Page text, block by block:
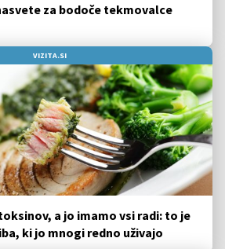
za bodoče tekmovalce
VIZITA.SI
a jo imamo vsi radi: to je
ki jo mnogi redno uživajo